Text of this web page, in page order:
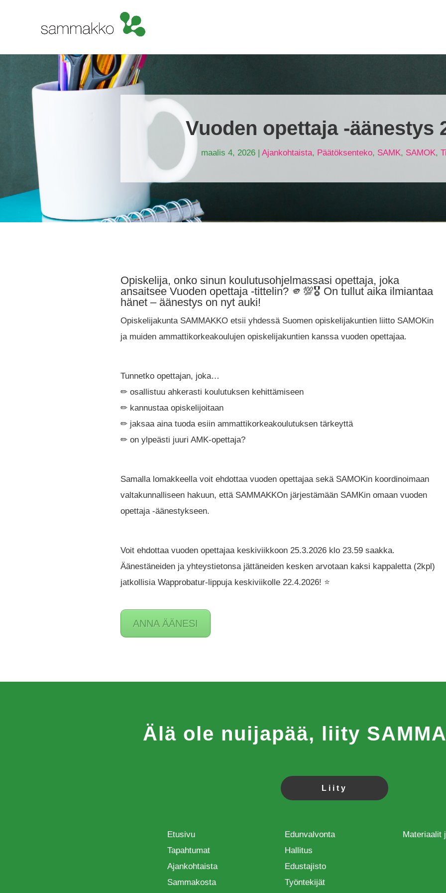
Vuoden opettaja -äänestys
maalis 4, 2026 |Ajankohtaista, Päätöksenteko, SAMK, SAMOK,
Opiskelija, onko sinun koulutusohjelmassasi opettaja, joka
ansaitsee Vuoden opettaja -tittelin? 🫵💯🎖 On tullut aika ilmiantaa
hänet – äänestys on nyt auki!
Opiskelijakunta SAMMAKKO etsii yhdessä Suomen opiskelijakuntien liitto SAMOKin
ja muiden ammattikorkeakoulujen opiskelijakuntien kanssa vuoden opettajaa.
Tunnetko opettajan, joka…
✏ osallistuu ahkerasti koulutuksen kehittämiseen
✏ kannustaa opiskelijoitaan
✏ jaksaa aina tuoda esiin ammattikorkeakoulutuksen tärkeyttä
✏ on ylpeästi juuri AMK-opettaja?
Samalla lomakkeella voit ehdottaa vuoden opettajaa sekä SAMOKin koordinoimaan
valtakunnalliseen hakuun, että SAMMAKKOn järjestämään SAMKin omaan vuoden
opettaja -äänestykseen.
Voit ehdottaa vuoden opettajaa keskiviikkoon 25.3.2026 klo 23.59 saakka.
Äänestäneiden ja yhteystietonsa jättäneiden kesken arvotaan kaksi kappaletta (2kpl)
jatkollisia Wapprobatur-lippuja keskiviikolle 22.4.2026! ⭐
ANNA ÄÄNESI
Älä ole nuijapää, liity
Liity
Etusivu
Tapahtumat
Ajankohtaista
Sammakosta
Edunvalvonta
Hallitus
Edustajisto
Työntekijät
Materiaalit